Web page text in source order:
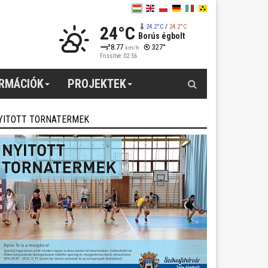
24°C 24.2°C/ 24.2°C
Borús égbolt
8.77 km/h 327°
Frissítve: 02:56
PROJEKTEK
TORNATERMEK